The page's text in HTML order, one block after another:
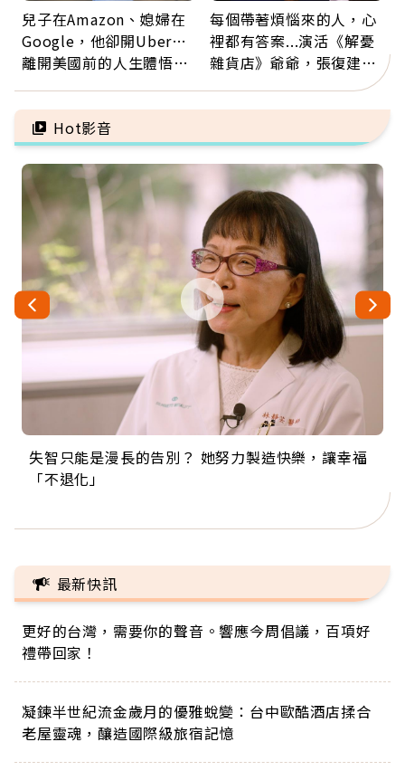
兒子在Amazon、媳婦在
Google，他卻開Uber…
離開美國前的人生體悟：
每個帶著煩惱來的人，心
裡都有答案...演活《解憂
雜貨店》爺爺，張復建：
放下執著不是認輸，而是
善待自己
Hot影音
失智只能是漫長的告別？ 她努力製造快樂，讓幸福
「不退化」
來自剛果的巧克力神父 為台灣奉獻36年 「台灣是我
的家，我連作夢都講台語！」
63歲卸矽谷副總、搬回台灣找快樂！「蛋黃哥小
丑」走進安養院，逗樂上萬爺奶：退休後才開始真
104歲打破金氏世界紀錄 成為全球最年長羽球選
手，分享長壽的秘密原來是「這個」
事業巔峰他選擇追夢…黑手阿伯拉小提琴還登上小
巨蛋！連CNN都大讚！
最新快訊
更好的台灣，需要你的聲音。響應今周倡議，百項好
禮帶回家！
凝鍊半世紀流金歲月的優雅蛻變：台中歐酷酒店揉合
老屋靈魂，釀造國際級旅宿記憶